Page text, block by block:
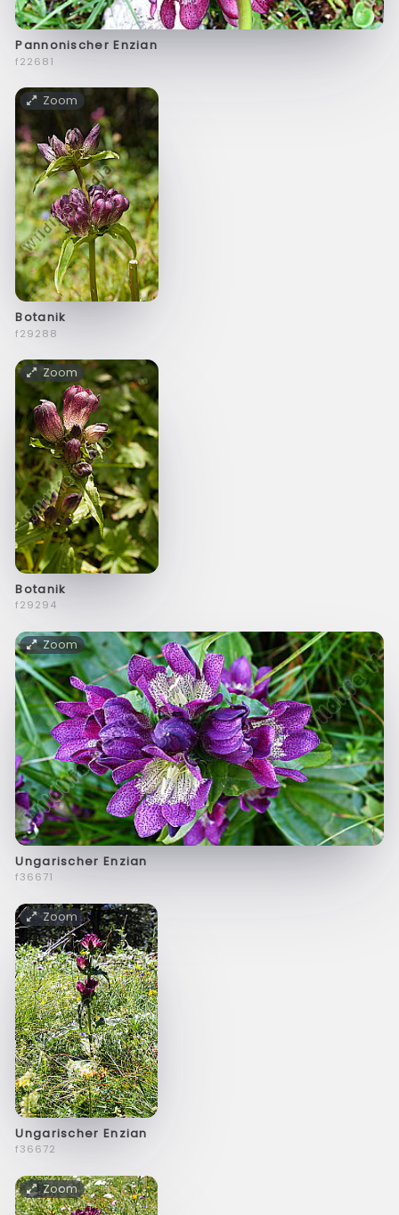
Pannonischer Enzian
f22681
Zoom
Botanik
f29288
Zoom
Botanik
f29294
Zoom
Ungarischer Enzian
f36671
Zoom
Ungarischer Enzian
f36672
Zoom